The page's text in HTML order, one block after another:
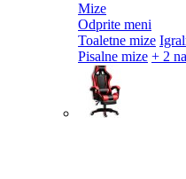
Mize
Odprite meni
Toaletne mize
Pisalne mize + 2